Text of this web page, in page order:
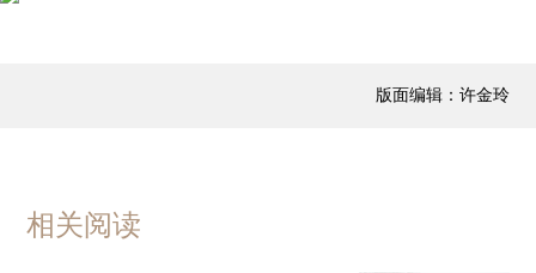
版面编辑：许金玲
相关阅读